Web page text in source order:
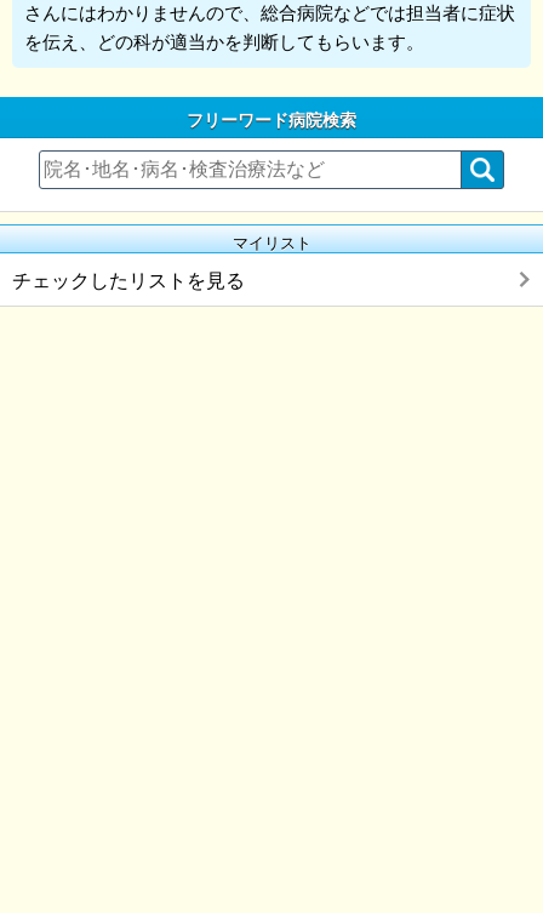
さんにはわかりませんので、総合病院などでは担当者に症状
を伝え、どの科が適当かを判断してもらいます。
フリーワード病院検索
マイリスト
チェックしたリストを見る